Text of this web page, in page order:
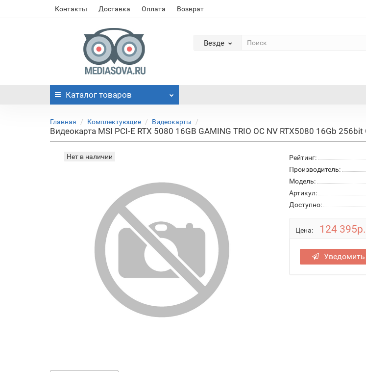
Контакты Доставка Оплата Возврат
Везде
Каталог товаров
Главная Комплектующие Видеокарты
Видеокарта MSI PCI-E RTX 5080 16GB GAMING TRIO OC NV RTX5080 16Gb
Нет в наличии Рейтинг:
Производитель:
Модель:
Артикул:
Доступно:
Цена: 124 395р.
Уведомить